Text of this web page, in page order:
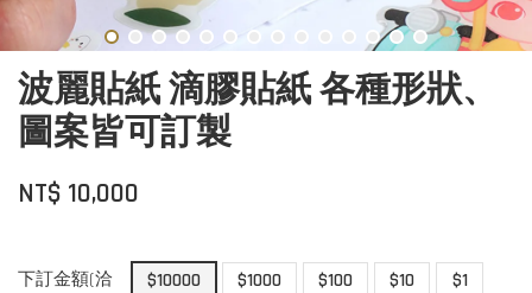
波麗貼紙 滴膠貼紙 各種形狀、
圖案皆可訂製
NT$ 10,000
下訂金額(洽
$10000 $1000 $100 $10
$1